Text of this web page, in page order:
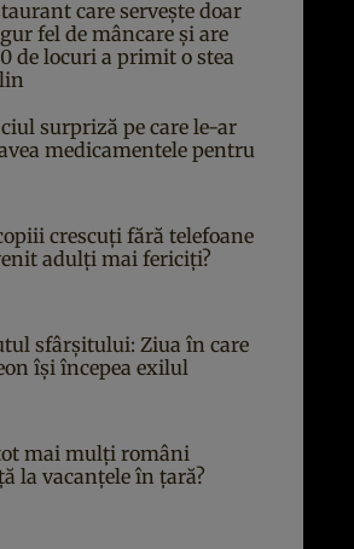
care servește doar
fel de mâncare și are
de locuri a primit o stea
surpriză pe care le-ar
medicamentele pentru
crescuți fără telefoane
adulți mai fericiți?
sfârşitului: Ziua în care
îşi începea exilul
mai mulți români
la vacanțele în țară?